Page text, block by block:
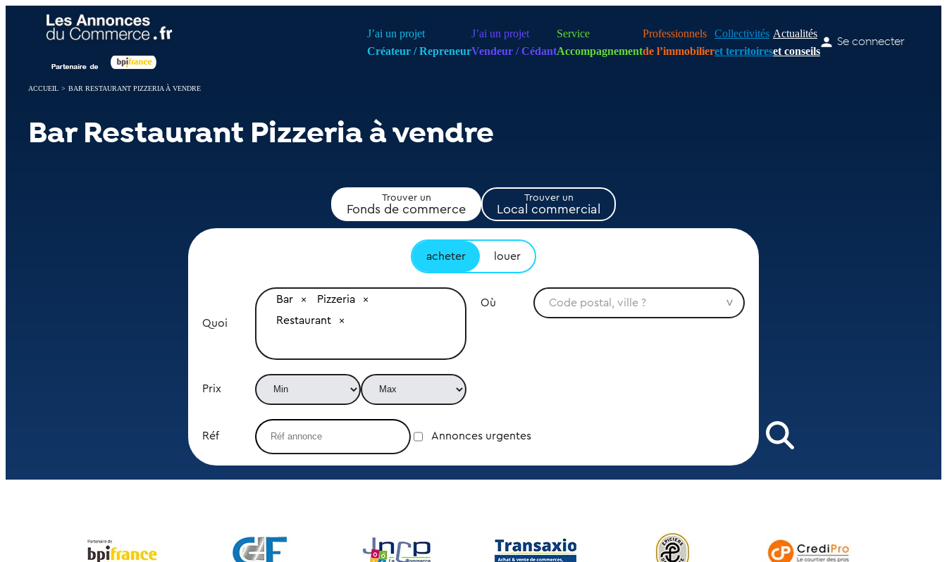
J’ai un projet
Créateur / Repreneur
J’ai un projet
Vendeur / Cédant
Service
Accompagnement
Professionnels
de l’immobilier
Collectivités
et territoires
Actualités
et conseils
Se connecter
ACCUEIL > BAR RESTAURANT PIZZERIA À VENDRE
Bar Restaurant Pizzeria à vendre
Trouver un
Fonds de commerce
Trouver un
Local commercial
acheter louer
Quoi
Bar
Pizzeria
Restaurant
Où
Prix
Réf Annonces urgentes
Panneau de gestion des cookies